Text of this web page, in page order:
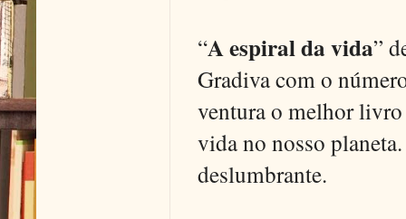
“A espiral da vida”
Gradiva com o
ventura o melhor livro
vida no nosso
deslumbrante.